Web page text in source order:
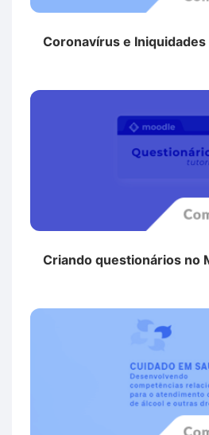
Coronavírus e Iniquidades
Criando questionários no